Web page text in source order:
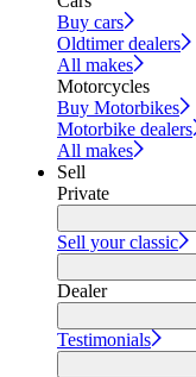
Buy cars
Oldtimer dealers
All makes
Motorcycles
Buy Motorbikes
Motorbike dealers
All makes
Sell
Private
Sell your classic
Dealer
Testimonials